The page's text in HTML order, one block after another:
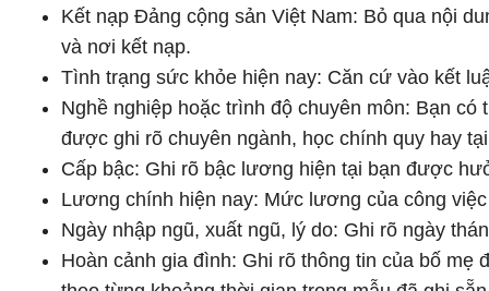
Kết nạp Đảng cộng sản Việt Nam: Bỏ qua nội
và nơi kết nạp.
Tình trạng sức khỏe hiện nay: Căn cứ vào kết
Nghề nghiệp hoặc trình độ chuyên môn: Bạn
được ghi rõ chuyên ngành, học chính quy hay
Cấp bậc: Ghi rõ bậc lương hiện tại bạn được
Lương chính hiện nay: Mức lương của công
Ngày nhập ngũ, xuất ngũ, lý do: Ghi rõ ngày
Hoàn cảnh gia đình: Ghi rõ thông tin của bố